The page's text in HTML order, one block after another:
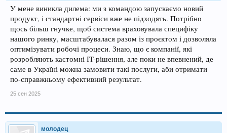
У мене виникла дилема: ми з командою запускаємо новий
продукт, і стандартні сервіси вже не підходять. Потрібно
щось більш гнучке, щоб система враховувала специфіку
нашого ринку, масштабувалася разом із проєктом і дозволяла
оптимізувати робочі процеси. Знаю, що є компанії, які
розробляють кастомні IT-рішення, але поки не впевнений, де
саме в Україні можна замовити такі послуги, аби отримати
по-справжньому ефективний результат.
25 сен 2025
молодец